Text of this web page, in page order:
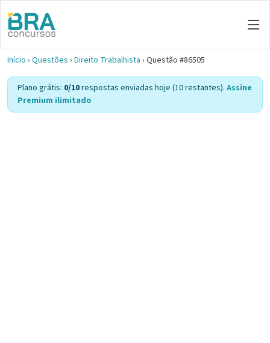
Início › Questões › Direito Trabalhista › Questão #86505
Plano grátis: 0/10respostas enviadas hoje (10 restantes). Assine
Premium ilimitado